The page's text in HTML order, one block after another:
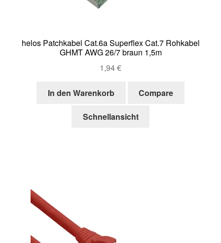
helos Patchkabel Cat.6a Superflex Cat.7 Rohkabel
GHMT AWG 26/7 braun 1,5m
1,94€
In den Warenkorb Compare
Schnellansicht